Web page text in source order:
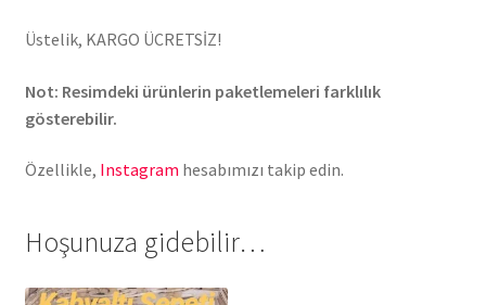
Üstelik, KARGO ÜCRETSİZ!
Not: Resimdeki ürünlerin paketlemeleri farklılık
gösterebilir.
Özellikle, Instagram hesabımızı takip edin.
Hoşunuza gidebilir…